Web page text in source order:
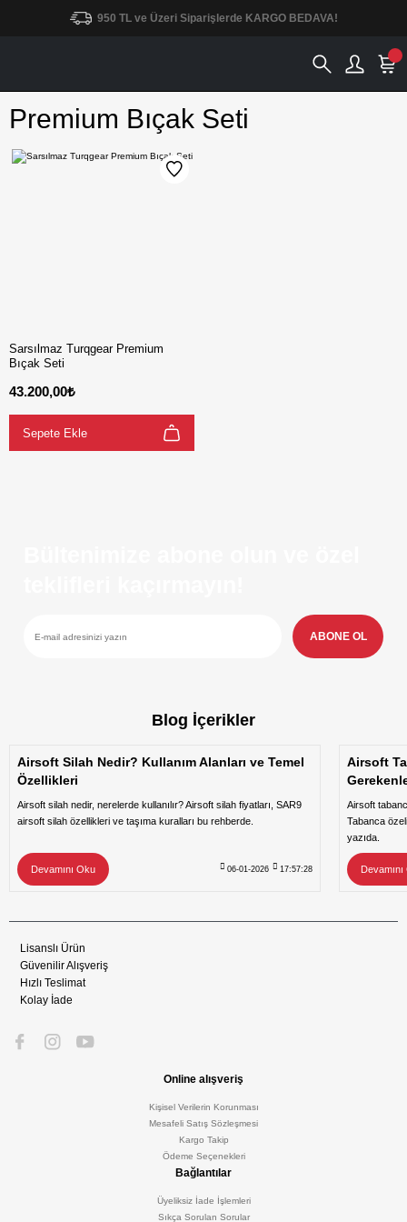
950 TL ve Üzeri Siparişlerde KARGO BEDAVA!
Premium Bıçak Seti
Sarsılmaz Turqgear Premium
Bıçak Seti
43.200,00₺
Sepete Ekle
ABONE OL
Blog İçerikler
Airsoft Silah Nedir? Kullanım Alanları ve Temel
Özellikleri
Airsoft silah nedir, nerelerde kullanılır? Airsoft silah fiyatları, SAR9
airsoft silah özellikleri ve taşıma kuralları bu rehberde.
Devamını Oku 06-01-2026 17:57:28
Airsoft
Airsoft
Tabanca
yazıda.
Lisanslı Ürün
Güvenilir Alışveriş
Hızlı Teslimat
Kolay İade
Online alışveriş
Kişisel Verilerin Korunması
Mesafeli Satış Sözleşmesi
Kargo Takip
Ödeme Seçenekleri
Bağlantılar
Üyeliksiz İade İşlemleri
Sıkça Sorulan Sorular